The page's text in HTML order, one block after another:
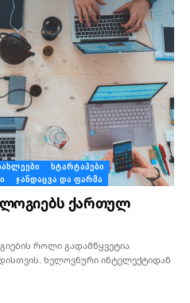
ᲡᲢᲐᲠᲢᲐᲞᲔᲑᲘ
ᲯᲐᲜᲓᲐᲪᲕᲐ ᲓᲐ ᲤᲐᲠᲛᲐ
ქართულ
როლი გადამწყვეტია
ხელოვნური ინტელექტიდან